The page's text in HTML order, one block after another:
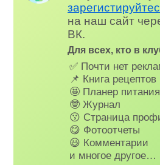
на наш сайт
ВК.
Для всех, кто в
✅ Почти нет
📌 Книга рецептов
🤩 Планер питания
🤓 Журнал
😗 Страница
😋 Фотоотчеты
😃 Комментарии
и многое другое…